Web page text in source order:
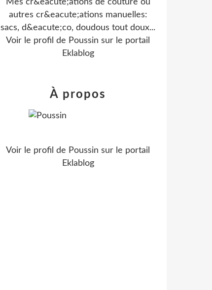
Mes cr&eacute;ations de couture ou
autres cr&eacute;ations manuelles:
sacs, d&eacute;co, doudous tout doux...
Voir le profil de Poussin sur le portail
Eklablog
À propos
Voir le profil de Poussin sur le portail
Eklablog